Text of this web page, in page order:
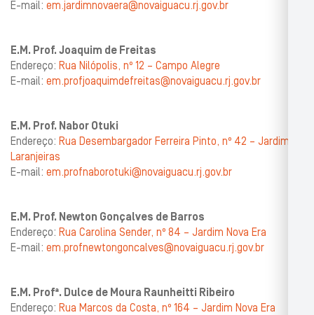
E-mail: em.jardimnovaera@novaiguacu.rj.gov.br
E.M. Prof. Joaquim de Freitas
Endereço: Rua Nilópolis, nº 12 – Campo Alegre
E-mail: em.profjoaquimdefreitas@novaiguacu.rj.gov.br
E.M. Prof. Nabor Otuki
Endereço: Rua Desembargador Ferreira Pinto, nº 42 – Jardim
Laranjeiras
E-mail: em.profnaborotuki@novaiguacu.rj.gov.br
E.M. Prof. Newton Gonçalves de Barros
Endereço: Rua Carolina Sender, nº 84 – Jardim Nova Era
E-mail: em.profnewtongoncalves@novaiguacu.rj.gov.br
E.M. Profª. Dulce de Moura Raunheitti Ribeiro
Endereço: Rua Marcos da Costa, nº 164 – Jardim Nova Era